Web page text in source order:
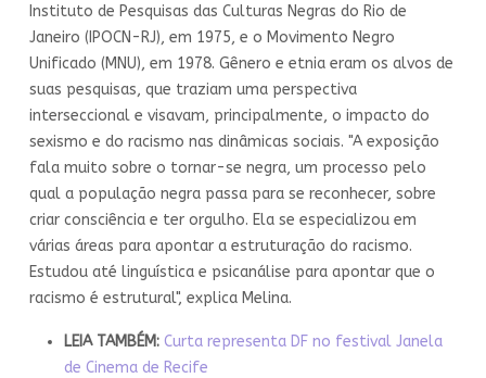
Instituto de Pesquisas das Culturas Negras do Rio de
Janeiro (IPOCN-RJ), em 1975, e o Movimento Negro
Unificado (MNU), em 1978. Gênero e etnia eram os alvos de
suas pesquisas, que traziam uma perspectiva
interseccional e visavam, principalmente, o impacto do
sexismo e do racismo nas dinâmicas sociais. "A exposição
fala muito sobre o tornar-se negra, um processo pelo
qual a população negra passa para se reconhecer, sobre
criar consciência e ter orgulho. Ela se especializou em
várias áreas para apontar a estruturação do racismo.
Estudou até linguística e psicanálise para apontar que o
racismo é estrutural", explica Melina.
LEIA TAMBÉM: Curta representa DF no festival Janela
de Cinema de Recife